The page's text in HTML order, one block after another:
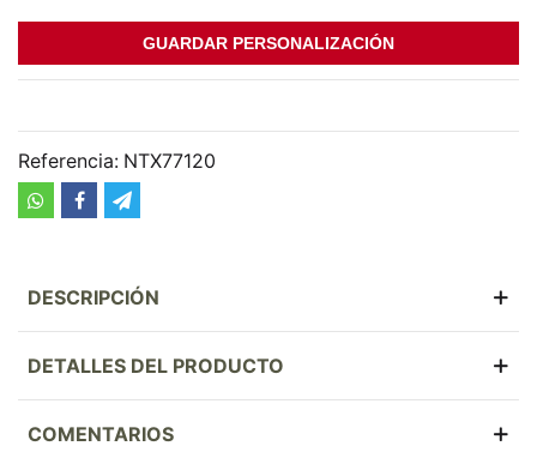
GUARDAR PERSONALIZACIÓN
Referencia: NTX77120
DESCRIPCIÓN
DETALLES DEL PRODUCTO
COMENTARIOS